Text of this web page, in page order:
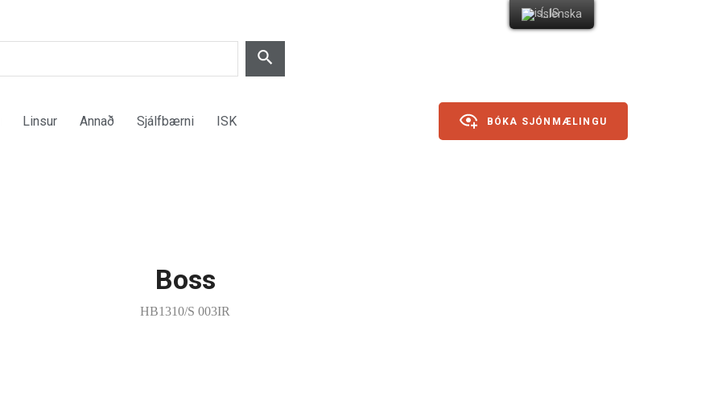
Linsur Annað Sjálfbærni ISK BÓKA SJÓNMÆLINGU
Boss
HB1310/S 003IR
Íslenska